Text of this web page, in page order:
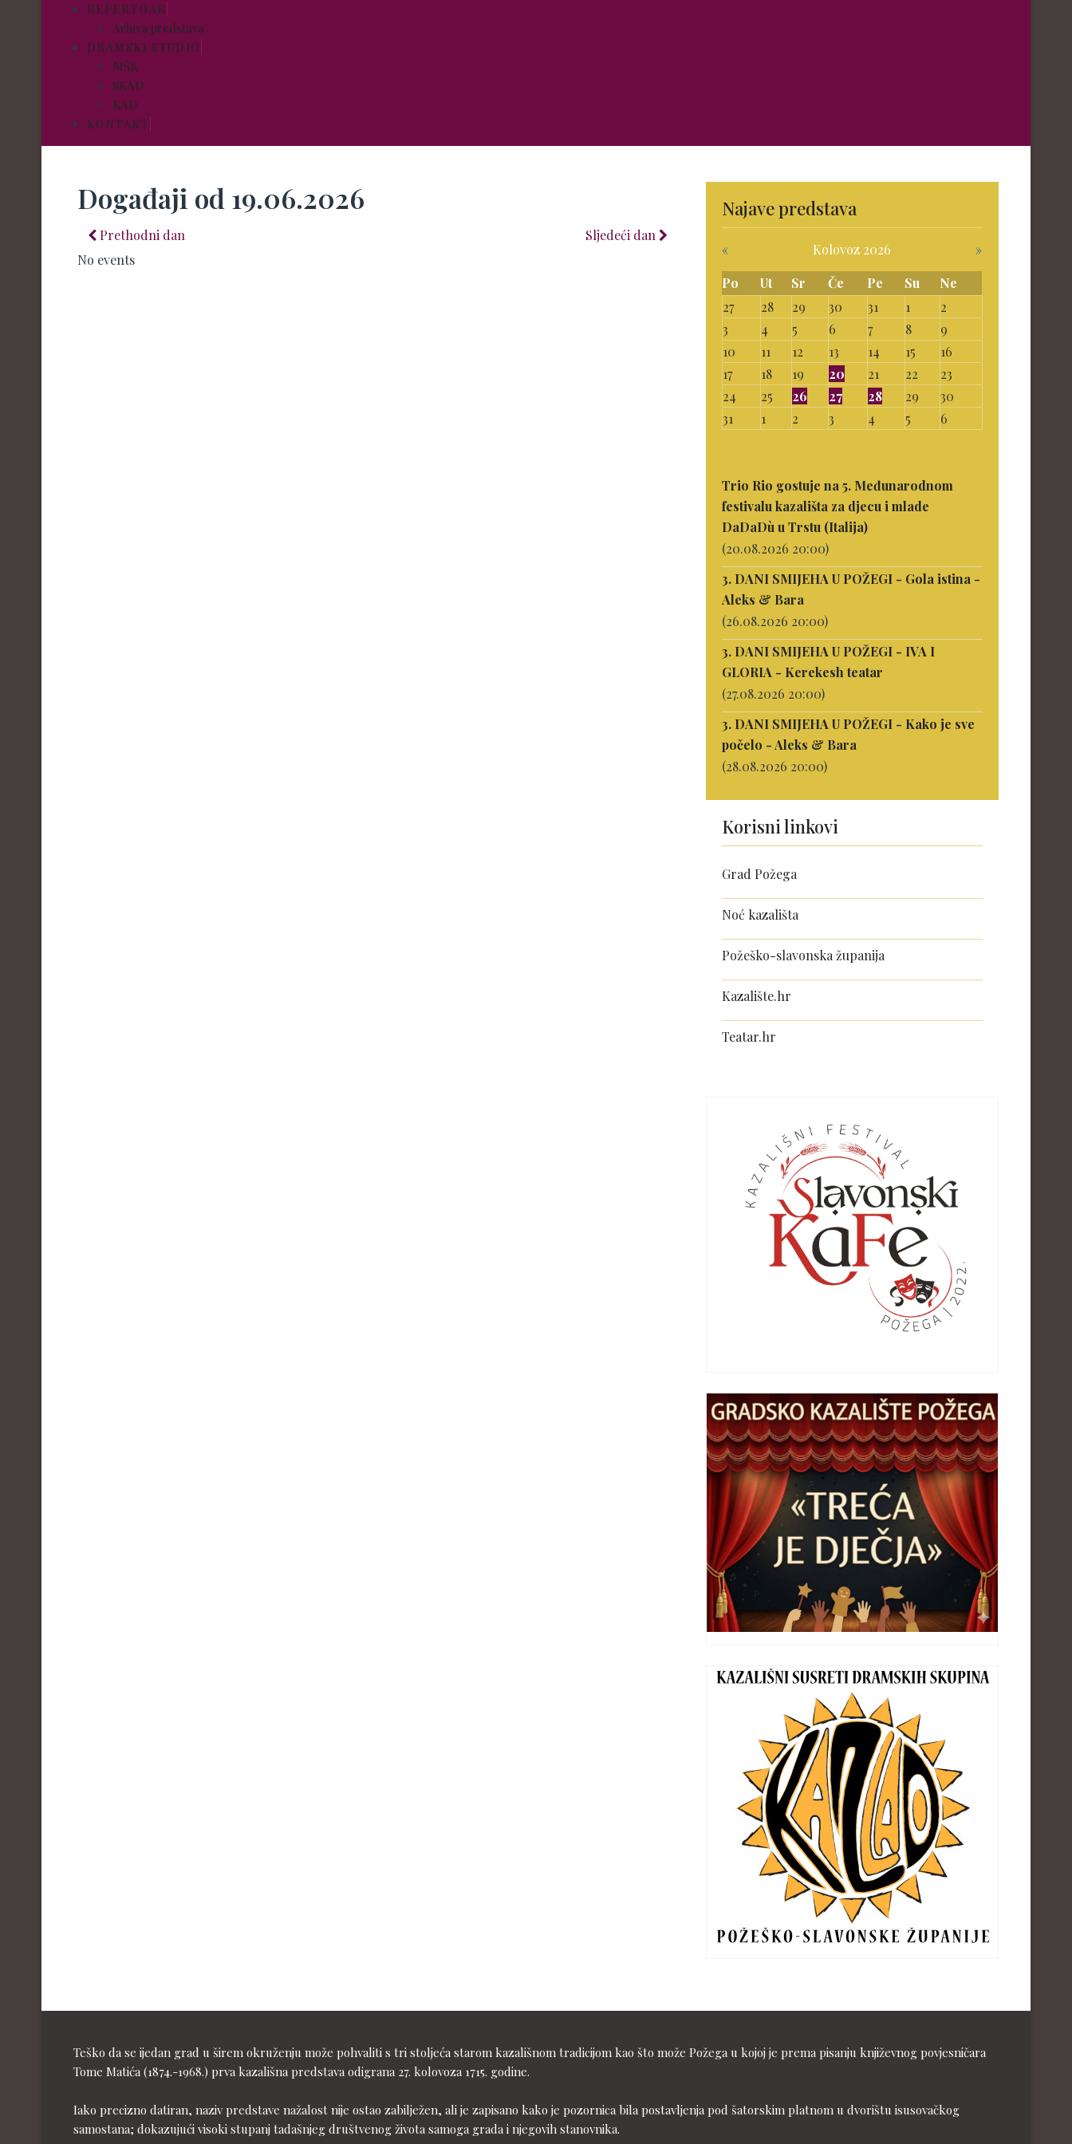
REPERTOAR
Arhiva predstava
DRAMSKI STUDIO
MŠK
SKAD
KAD
KONTAKT
Događaji od 19.06.2026
Prethodni dan
Sljedeći dan
No events
Najave predstava
« Kolovoz 2026
»
Po
Ut Sr Če Pe Su
Ne
27
28 29 30 31 1
2
3
4 5 6 7 8
9
10
11 12 13 14 15
16
17
18 19 20 21 22
23
24
25 26 27 28 29
30
31
1 2 3 4 5 6
Trio Rio gostuje na 5. Međunarodnom
festivalu kazališta za djecu i mlade
DaDaDù u Trstu (Italija)
(20.08.2026 20:00)
3. DANI SMIJEHA U POŽEGI - Gola istina -
Aleks & Bara
(26.08.2026 20:00)
3. DANI SMIJEHA U POŽEGI - IVA I
GLORIA - Kerekesh teatar
(27.08.2026 20:00)
3. DANI SMIJEHA U POŽEGI - Kako je sve
počelo - Aleks & Bara
(28.08.2026 20:00)
Korisni linkovi
Grad Požega
Noć kazališta
Požeško-slavonska županija
Kazalište.hr
Teatar.hr
Teško da se ijedan grad u širem okruženju može pohvaliti s tri stoljeća starom kazališnom tradicijom kao što može Požega u kojoj je prema pisanju književnog povjesničara
Tome Matića (1874.-1968.) prva kazališna predstava odigrana 27. kolovoza 1715. godine.
Iako precizno datiran, naziv predstave nažalost nije ostao zabilježen, ali je zapisano kako je pozornica bila postavljenja pod šatorskim platnom u dvorištu isusovačkog
samostana; dokazujući visoki stupanj tadašnjeg društvenog života samoga grada i njegovih stanovnika.